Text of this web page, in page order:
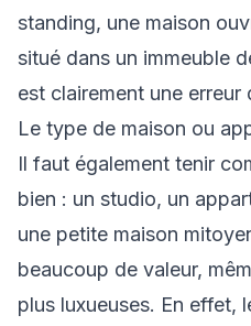
standing, une maison
situé dans un immeuble
est clairement une erreur
Le type de maison ou
Il faut également tenir
bien : un studio, un
une petite maison
beaucoup de valeur,
plus luxueuses. En effet,